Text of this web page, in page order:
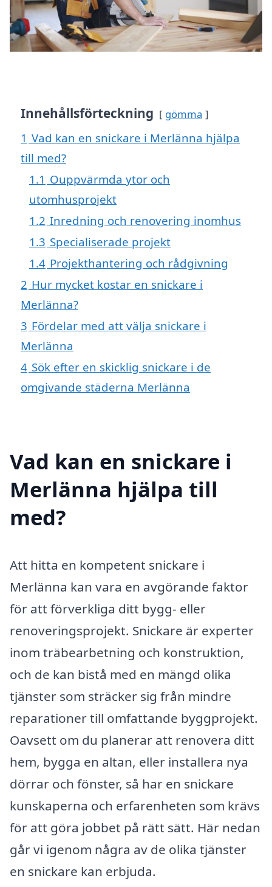
Innehållsförteckning gömma
1 Vad kan en snickare i Merlänna hjälpa
till med?
1.1 Ouppvärmda ytor och
utomhusprojekt
1.2 Inredning och renovering inomhus
1.3 Specialiserade projekt
1.4 Projekthantering och rådgivning
2 Hur mycket kostar en snickare i
Merlänna?
3 Fördelar med att välja snickare i
Merlänna
4 Sök efter en skicklig snickare i de
omgivande städerna Merlänna
Vad kan en snickare i
Merlänna hjälpa till
med?
Att hitta en kompetent snickare i
Merlänna kan vara en avgörande faktor
för att förverkliga ditt bygg- eller
renoveringsprojekt. Snickare är experter
inom träbearbetning och konstruktion,
och de kan bistå med en mängd olika
tjänster som sträcker sig från mindre
reparationer till omfattande byggprojekt.
Oavsett om du planerar att renovera ditt
hem, bygga en altan, eller installera nya
dörrar och fönster, så har en snickare
kunskaperna och erfarenheten som krävs
för att göra jobbet på rätt sätt. Här nedan
går vi igenom några av de olika tjänster
en snickare kan erbjuda.